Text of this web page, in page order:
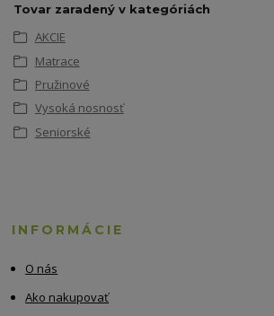
Tovar zaradený v kategóriách
AKCIE
Matrace
Pružinové
Vysoká nosnosť
Seniorské
INFORMÁCIE
O nás
Ako nakupovať